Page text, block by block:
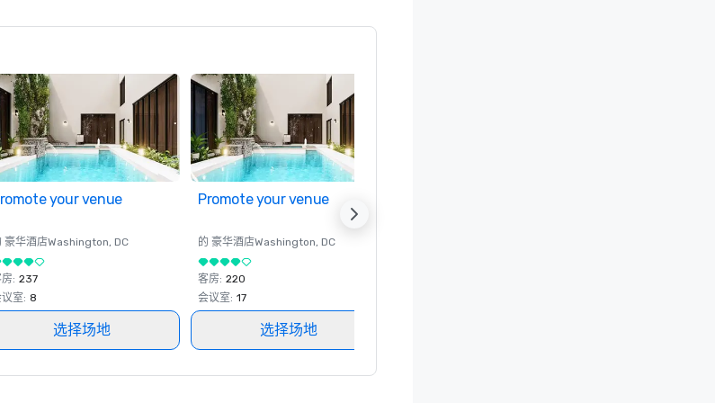
your venue
豪华酒店Washington, DC
: 237
室: 8
选择场地
Promote your venue
的 豪华酒店Washington, DC
客房: 220
会议室: 17
选择场地